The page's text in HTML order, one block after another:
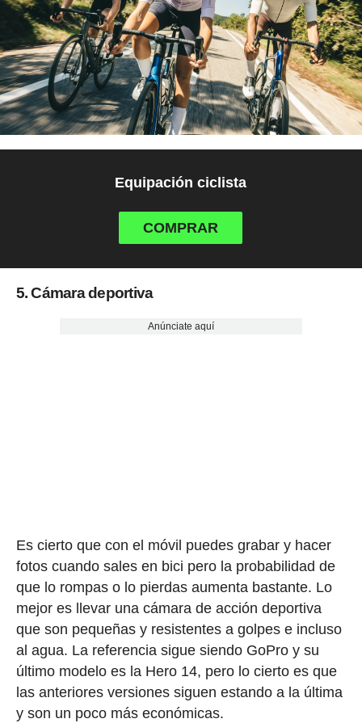
Equipación ciclista
COMPRAR
5. Cámara deportiva
Anúnciate aquí
Es cierto que con el móvil puedes grabar y hacer
fotos cuando sales en bici pero la probabilidad de
que lo rompas o lo pierdas aumenta bastante. Lo
mejor es llevar una cámara de acción deportiva
que son pequeñas y resistentes a golpes e incluso
al agua. La referencia sigue siendo GoPro y su
último modelo es la Hero 14, pero lo cierto es que
las anteriores versiones siguen estando a la última
y son un poco más económicas.